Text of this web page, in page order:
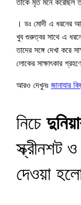
তাকে মৃত মনে করেছিল
। ডঃ মোদী এ ধরনের
খুব গুরুত্বর সাথে এ
তাদের সঙ্গে দেখা করে
লোকের সাক্ষাৎকার
আরও দেখুনঃ জানাযার
নিচে
স্ক্রীনশট
দেওয়া